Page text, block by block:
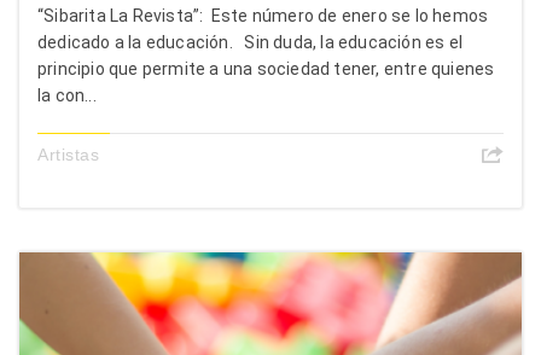
“Sibarita La Revista”: Este número de enero se lo hemos
dedicado a la educación. Sin duda, la educación es el
principio que permite a una sociedad tener, entre quienes
la con...
Artistas